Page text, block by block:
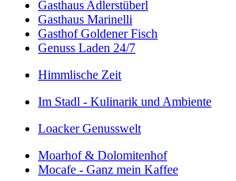
Gasthaus Adlerstüberl
Gasthaus Marinelli
Gasthof Goldener Fisch
Genuss Laden 24/7
Himmlische Zeit
Im Stadl - Kulinarik und Ambiente
Loacker Genusswelt
Moarhof & Dolomitenhof
Mocafe - Ganz mein Kaffee